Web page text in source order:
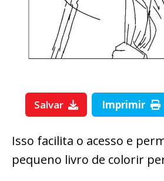
Salvar Imprimir
Isso facilita o acesso e
pequeno livro de colorir